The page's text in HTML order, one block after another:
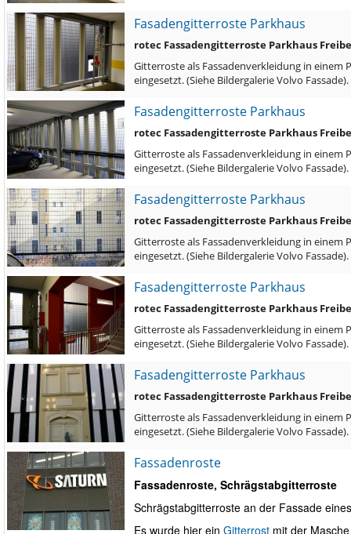
Fasadengitterroste Parkhaus
rotec Fassadengitterroste Parkhaus
Gitterroste als Fassadenverkleidung in
eingesetzt. (Siehe Bildergalerie Volvo
Fasadengitterroste Parkhaus
rotec Fassadengitterroste Parkhaus
Gitterroste als Fassadenverkleidung in
eingesetzt. (Siehe Bildergalerie Volvo
Fasadengitterroste Parkhaus
rotec Fassadengitterroste Parkhaus
Gitterroste als Fassadenverkleidung in
eingesetzt. (Siehe Bildergalerie Volvo
Fasadengitterroste Parkhaus
rotec Fassadengitterroste Parkhaus
Gitterroste als Fassadenverkleidung in
eingesetzt. (Siehe Bildergalerie Volvo
Fasadengitterroste Parkhaus
rotec Fassadengitterroste Parkhaus
Gitterroste als Fassadenverkleidung in
eingesetzt. (Siehe Bildergalerie Volvo
Fassadenroste
Fassadenroste, Schrägstabgitterroste
Schrägstabgitterroste an der Fassade
Es wurde hier ein Gitterrost mit der